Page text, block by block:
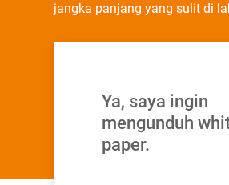
jangka panjang yang sulit di
Ya, saya ingin
mengunduh
paper.